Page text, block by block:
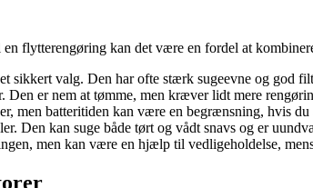
flytterengøring kan det være en fordel at
sikkert valg. Den har ofte stærk sugeevne og god
Den er nem at tømme, men kræver lidt mere
men batteritiden kan være en begrænsning, hvis
Den kan suge både tørt og vådt snavs og er
men kan være en hjælp til vedligeholdelse,